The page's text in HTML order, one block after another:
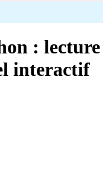
: lecture
interactif